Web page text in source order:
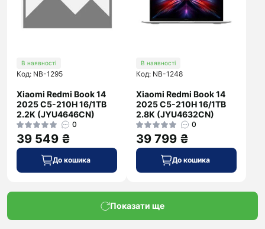
В наявності
Код: NB-1295
Xiaomi Redmi Book 14
2025 C5-210H 16/1TB
2.2K (JYU4646CN)
0
39 549 ₴
До кошика
В наявності
Код: NB-1248
Xiaomi Redmi Book 14
2025 C5-210H 16/1TB
2.8K (JYU4632CN)
0
39 799 ₴
До кошика
Показати ще